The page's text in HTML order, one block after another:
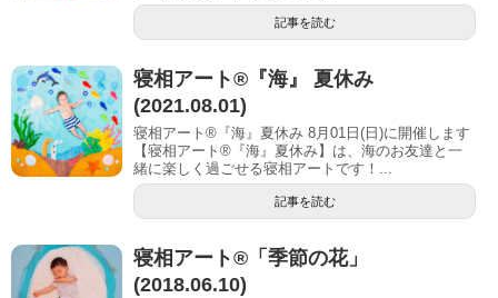
記事を読む
寝相アート®︎『海』 夏休み
(2021.08.01)
寝相アート®『海』夏休み 8月01日(日)に開催します
【寝相アート®︎『海』夏休み】は、海のお友達と一
緒に楽しく過ごせる寝相アートです！...
記事を読む
寝相アート®︎「季節の花」
(2018.06.10)